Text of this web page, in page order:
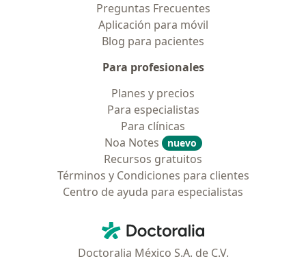
Preguntas Frecuentes
Aplicación para móvil
Blog para pacientes
Para profesionales
Planes y precios
Para especialistas
Para clínicas
Noa Notes
nuevo
Recursos gratuitos
Términos y Condiciones para clientes
Centro de ayuda para especialistas
Doctoralia - Página de inicio
Doctoralia México S.A. de C.V.